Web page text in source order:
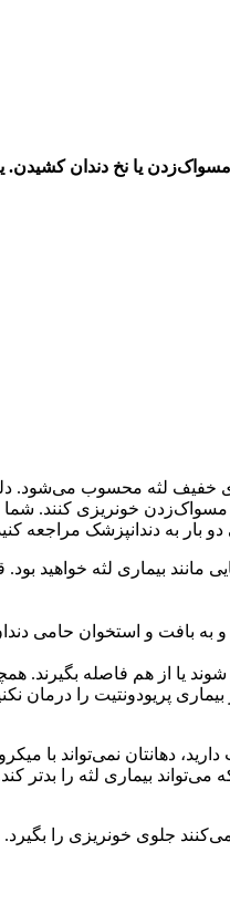
یا نخ دندان
خفیف لثه محسوب می‌شود.
خونریزی کنند. شما
بار به دندانپزشک مراجعه
مانند بیماری لثه خواهید
به بافت و استخوان حامی
یا از هم فاصله بگیرند.
پریودونتیت را درمان
دهانتان نمی‌تواند با
بیماری لثه را بدتر
خونریزی را بگیرد. اگر